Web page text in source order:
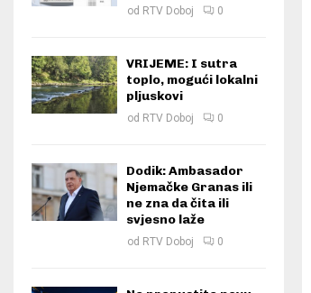
od RTV Doboj 0
VRIJEME: I sutra
toplo, mogući lokalni
pljuskovi
od RTV Doboj 0
Dodik: Ambasador
Njemačke Granas ili
ne zna da čita ili
svjesno laže
od RTV Doboj 0